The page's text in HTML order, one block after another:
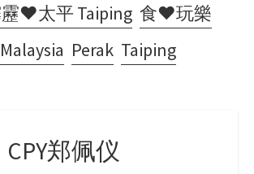
靂♥太平 Taiping 食♥玩樂
Malaysia Perak Taiping
CPY郑佩仪